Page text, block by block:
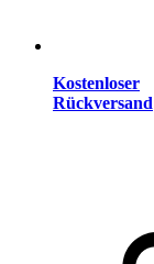
Kostenloser
Rückversand